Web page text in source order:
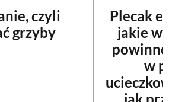
czyli
grzyby
Plecak
jakie
w